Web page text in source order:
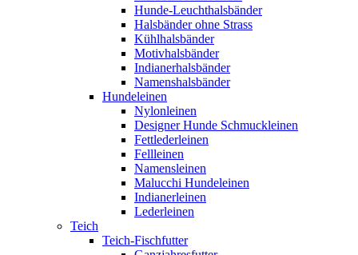
Hunde-Leuchthalsbänder
Halsbänder ohne Strass
Kühlhalsbänder
Motivhalsbänder
Indianerhalsbänder
Namenshalsbänder
Hundeleinen
Nylonleinen
Designer Hunde Schmuckleinen
Fettlederleinen
Fellleinen
Namensleinen
Malucchi Hundeleinen
Indianerleinen
Lederleinen
Teich
Teich-Fischfutter